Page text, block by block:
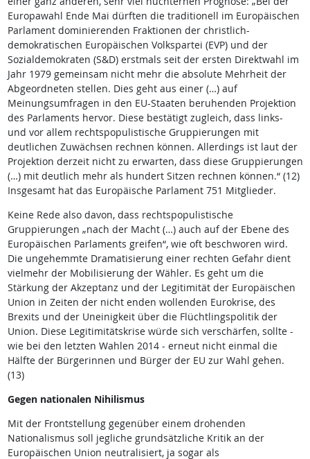
Europawahl Ende Mai dürften die traditionell im Europäischen
Parlament dominierenden Fraktionen der christlich-
demokratischen Europäischen Volkspartei (EVP) und der
Sozialdemokraten (S&D) erstmals seit der ersten Direktwahl im
Jahr 1979 gemeinsam nicht mehr die absolute Mehrheit der
Abgeordneten stellen. Dies geht aus einer (…) auf
Meinungsumfragen in den EU-Staaten beruhenden Projektion
des Parlaments hervor. Diese bestätigt zugleich, dass links-
und vor allem rechtspopulistische Gruppierungen mit
deutlichen Zuwächsen rechnen können. Allerdings ist laut der
Projektion derzeit nicht zu erwarten, dass diese Gruppierungen
(…) mit deutlich mehr als hundert Sitzen rechnen können.“ (12)
Insgesamt hat das Europäische Parlament 751 Mitglieder.
Keine Rede also davon, dass rechtspopulistische
Gruppierungen „nach der Macht (…) auch auf der Ebene des
Europäischen Parlaments greifen“, wie oft beschworen wird.
Die ungehemmte Dramatisierung einer rechten Gefahr dient
vielmehr der Mobilisierung der Wähler. Es geht um die
Stärkung der Akzeptanz und der Legitimität der Europäischen
Union in Zeiten der nicht enden wollenden Eurokrise, des
Brexits und der Uneinigkeit über die Flüchtlingspolitik der
Union. Diese Legitimitätskrise würde sich verschärfen, sollte -
wie bei den letzten Wahlen 2014 - erneut nicht einmal die
Hälfte der Bürgerinnen und Bürger der EU zur Wahl gehen.
(13)
Gegen nationalen Nihilismus
Mit der Frontstellung gegenüber einem drohenden
Nationalismus soll jegliche grundsätzliche Kritik an der
Europäischen Union neutralisiert, ja sogar als